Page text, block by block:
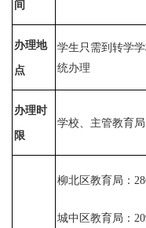
间
办理地
点
学生只需到转学
统办理
办理时
限
学校、主管教育
柳北区教育局：
城中区教育局：